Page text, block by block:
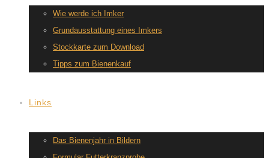
Wie werde ich Imker
Grundausstattung eines Imkers
Stockkarte zum Download
Tipps zum Bienenkauf
Links
Das Bienenjahr in Bildern